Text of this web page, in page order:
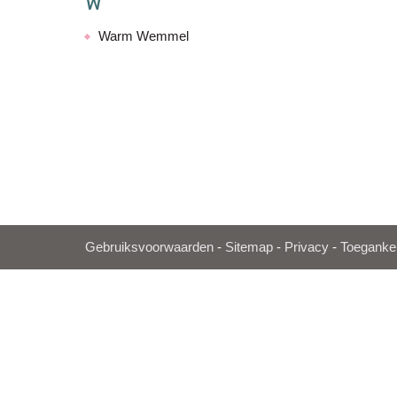
Warm Wemmel
Gebruiksvoorwaarden - Sitemap - Privacy -